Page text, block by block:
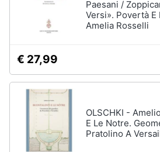
Paesani /
Versi». Povertà
Amelia Rosselli
€ 27,99
OLSCHKI -
E Le Notre.
Pratolino A